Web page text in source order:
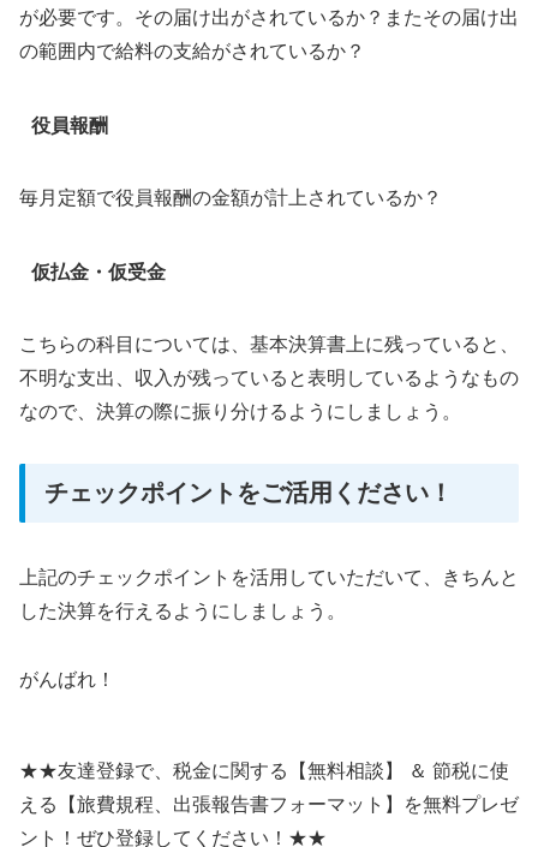
が必要です。その届け出がされているか？またその届け出
の範囲内で給料の支給がされているか？
役員報酬
毎月定額で役員報酬の金額が計上されているか？
仮払金・仮受金
こちらの科目については、基本決算書上に残っていると、
不明な支出、収入が残っていると表明しているようなもの
なので、決算の際に振り分けるようにしましょう。
チェックポイントをご活用ください！
上記のチェックポイントを活用していただいて、きちんと
した決算を行えるようにしましょう。
がんばれ！
★★友達登録で、税金に関する【無料相談】 ＆ 節税に使
える【旅費規程、出張報告書フォーマット】を無料プレゼ
ント！ぜひ登録してください！★★